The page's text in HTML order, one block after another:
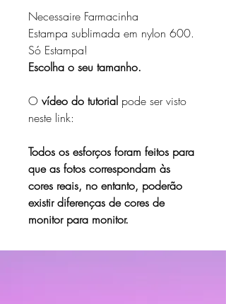
Necessaire Farmacinha
Estampa sublimada em nylon 600.
Só Estampa!
Escolha o seu tamanho.
O vídeo do tutorial pode ser visto
neste link:
Todos os esforços foram feitos para
que as fotos correspondam às
cores reais, no entanto, poderão
existir diferenças de cores de
monitor para monitor.